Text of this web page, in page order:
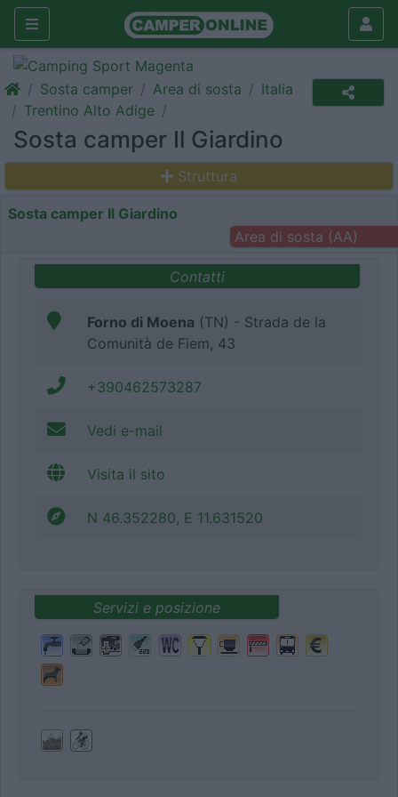
Sosta camper Area di sosta
Italia
Trentino Alto Adige
Sosta camper Il Giardino
Struttura
Sosta camper Il Giardino
Area di sosta (AA)
Contatti
Forno di Moena (TN) - Strada de la
Comunità de Fiem, 43
+390462573287
Vedi e-mail
Visita il sito
N 46.352280, E 11.631520
Servizi e posizione